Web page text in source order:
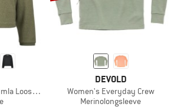
Loose Fit Crew Neck
DEVOLD
Women's Everyday Crew
Merinolongsleeve